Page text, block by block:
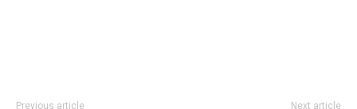
Previous article Next article